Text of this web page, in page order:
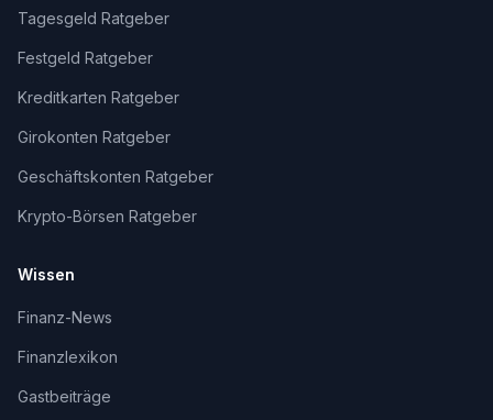
Tagesgeld Ratgeber
Festgeld Ratgeber
Kreditkarten Ratgeber
Girokonten Ratgeber
Geschäftskonten Ratgeber
Krypto-Börsen Ratgeber
Wissen
Finanz-News
Finanzlexikon
Gastbeiträge